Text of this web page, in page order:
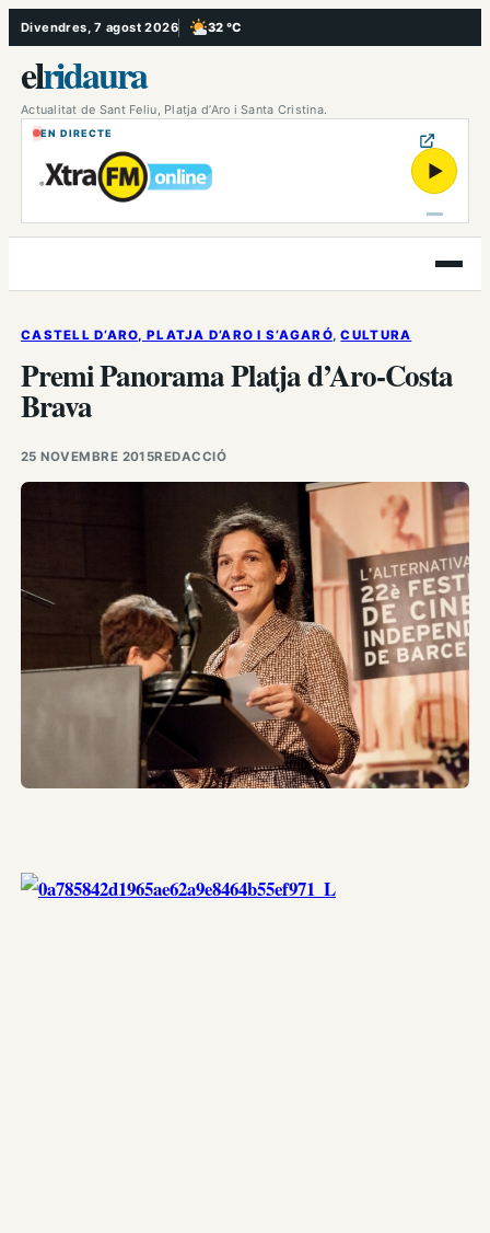
Vés
al
contingut
Divendres, 7 agost 2026 32 °C
, Poc ennuvolat
elridaura
Actualitat de Sant Feliu, Platja d’Aro i Santa Cristina.
EN DIRECTE
▶
Obre
el
CASTELL D’ARO, PLATJA D’ARO I S’AGARÓ, CULTURA
Premi Panorama Platja d’Aro-Costa
Brava
25 NOVEMBRE 2015REDACCIÓ